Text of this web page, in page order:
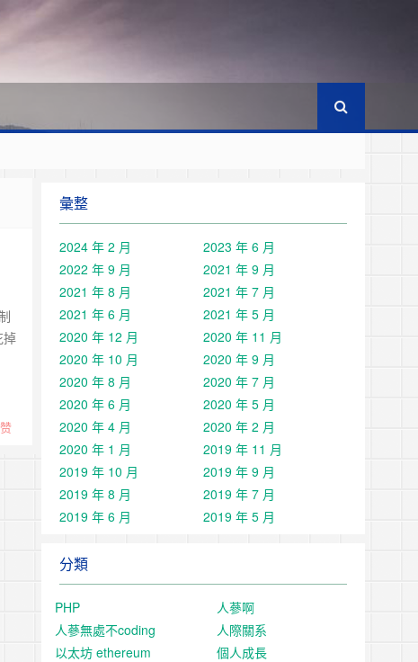
掉
彙整
2024 年 2 月
2023 年 6 月
2022 年 9 月
2021 年 9 月
2021 年 8 月
2021 年 7 月
2021 年 6 月
2021 年 5 月
2020 年 12 月
2020 年 11 月
2020 年 10 月
2020 年 9 月
2020 年 8 月
2020 年 7 月
2020 年 6 月
2020 年 5 月
2020 年 4 月
2020 年 2 月
2020 年 1 月
2019 年 11 月
2019 年 10 月
2019 年 9 月
2019 年 8 月
2019 年 7 月
2019 年 6 月
2019 年 5 月
分類
PHP
人蔘啊
人蔘無處不coding
人際關系
以太坊 ethereum
個人成長